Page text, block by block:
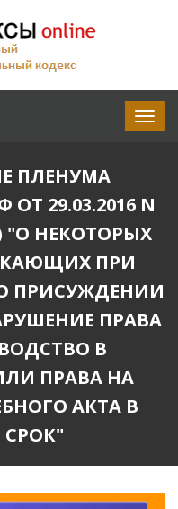
ПЛЕНУМА
29.03.2016 N
"О НЕКОТОРЫХ
ПРИ
ПРИСУЖДЕНИИ
ПРАВА
В
ПРАВА НА
АКТА В